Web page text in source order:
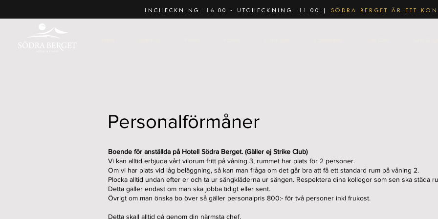
INCHECKNING: 16.00 - UTCHECKNING: 11.00 | SÖDRA BERGET ÄR ETT
Personalförmåner
Boende för anställda på Hotell Södra Berget. (Gäller ej Strike Club)
Vi kan alltid erbjuda vårt vilorum fritt på våning 3, rummet har plats för 2 personer.
Om vi har plats vid låg beläggning, så kan man fråga om det går bra att få ett standard rum på våning 2.
Plocka alltid undan efter er och ta ur sängkläderna ur sängen. Respektera dina kollegor som sen ska städa
Detta gäller endast om man ska jobba tidigt eller sent.
Övrigt om man önska bo över så gäller personalpris 800:- för två personer inkl frukost.
Detta skall alltid gå genom din närmsta chef.